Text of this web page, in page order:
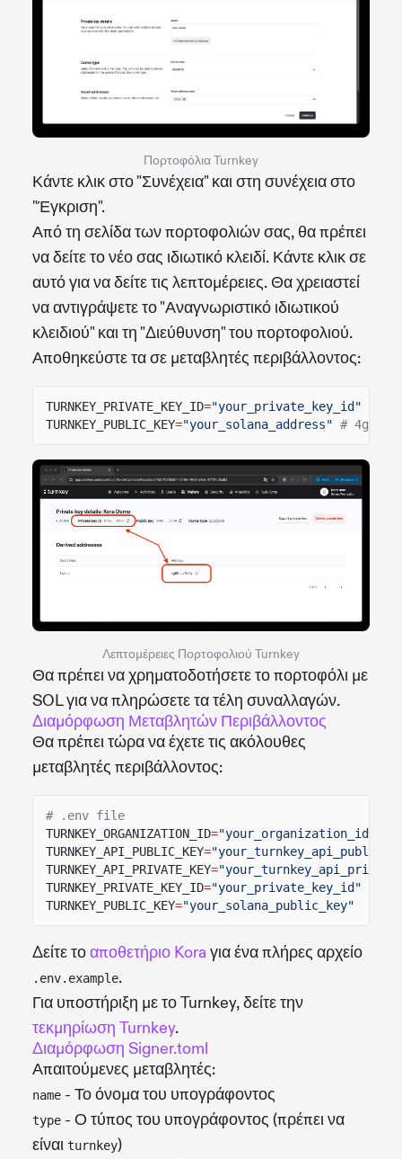
Πορτοφόλια Turnkey
Κάντε κλικ στο "Συνέχεια" και στη συνέχεια στο
"Έγκριση".
Από τη σελίδα των πορτοφολιών σας, θα πρέπει
να δείτε το νέο σας ιδιωτικό κλειδί. Κάντε κλικ σε
αυτό για να δείτε τις λεπτομέρειες. Θα χρειαστεί
να αντιγράψετε το "Αναγνωριστικό ιδιωτικού
κλειδιού" και τη "Διεύθυνση" του πορτοφολιού.
Αποθηκεύστε τα σε μεταβλητές περιβάλλοντος:
TURNKEY_PRIVATE_KEY_ID="your_private_key_id"
TURNKEY_PUBLIC_KEY="your_solana_address" #
Λεπτομέρειες Πορτοφολιού Turnkey
Θα πρέπει να χρηματοδοτήσετε το πορτοφόλι με
SOL για να πληρώσετε τα τέλη συναλλαγών.
Διαμόρφωση Μεταβλητών Περιβάλλοντος
Θα πρέπει τώρα να έχετε τις ακόλουθες
μεταβλητές περιβάλλοντος:
# .env file
TURNKEY_ORGANIZATION_ID="your_organization_id"
TURNKEY_API_PUBLIC_KEY=
TURNKEY_API_PRIVATE_KEY=
TURNKEY_PRIVATE_KEY_ID="your_private_key_id"
TURNKEY_PUBLIC_KEY="your_solana_public_key"
Δείτε τοαποθετήριο Kora για ένα πλήρες αρχείο
.env.example.
Για υποστήριξη με το Turnkey, δείτε την
τεκμηρίωση Turnkey.
Διαμόρφωση Signer.toml
Απαιτούμενες μεταβλητές:
name - Το όνομα του υπογράφοντος
type - Ο τύπος του υπογράφοντος (πρέπει να
είναι turnkey)